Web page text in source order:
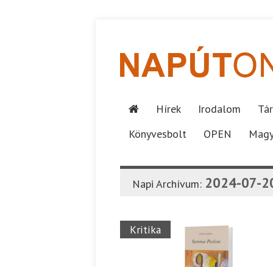
Hírek Irodalom
Könyvesbolt
OPEN
Napi Archívum: 2024-07-
Kritika